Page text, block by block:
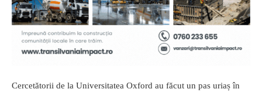
Cercetătorii de la Universitatea Oxford au făcut un pas uriaș în